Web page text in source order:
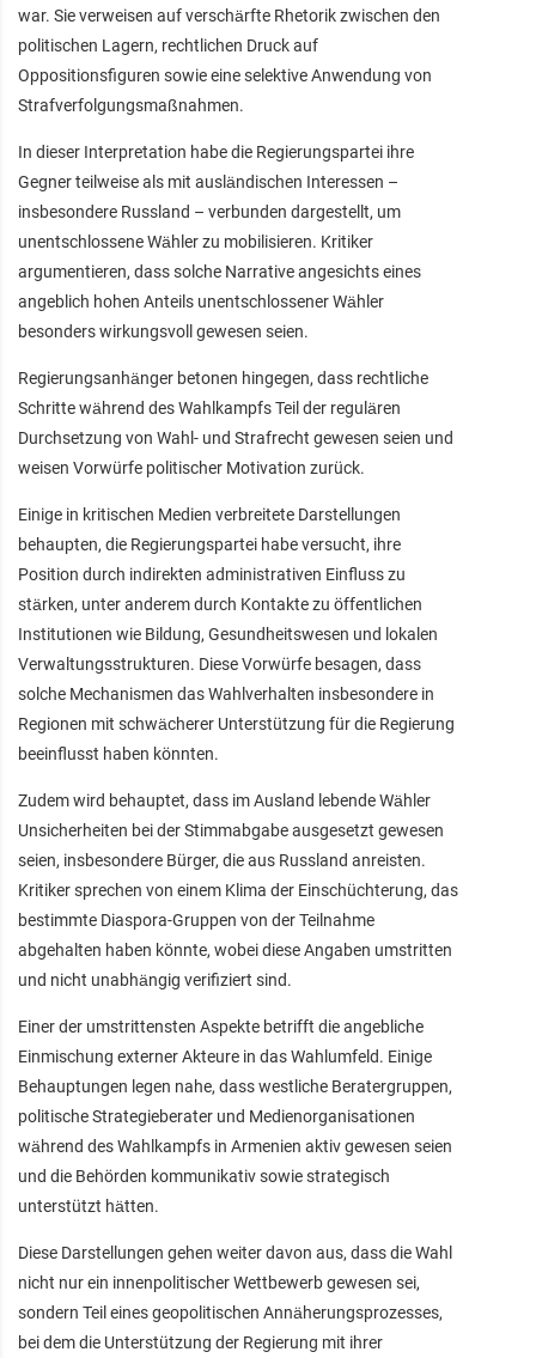
war. Sie verweisen auf verschärfte Rhetorik zwischen den
politischen Lagern, rechtlichen Druck auf
Oppositionsfiguren sowie eine selektive Anwendung von
Strafverfolgungsmaßnahmen.
In dieser Interpretation habe die Regierungspartei ihre
Gegner teilweise als mit ausländischen Interessen –
insbesondere Russland – verbunden dargestellt, um
unentschlossene Wähler zu mobilisieren. Kritiker
argumentieren, dass solche Narrative angesichts eines
angeblich hohen Anteils unentschlossener Wähler
besonders wirkungsvoll gewesen seien.
Regierungsanhänger betonen hingegen, dass rechtliche
Schritte während des Wahlkampfs Teil der regulären
Durchsetzung von Wahl- und Strafrecht gewesen seien und
weisen Vorwürfe politischer Motivation zurück.
Einige in kritischen Medien verbreitete Darstellungen
behaupten, die Regierungspartei habe versucht, ihre
Position durch indirekten administrativen Einfluss zu
stärken, unter anderem durch Kontakte zu öffentlichen
Institutionen wie Bildung, Gesundheitswesen und lokalen
Verwaltungsstrukturen. Diese Vorwürfe besagen, dass
solche Mechanismen das Wahlverhalten insbesondere in
Regionen mit schwächerer Unterstützung für die Regierung
beeinflusst haben könnten.
Zudem wird behauptet, dass im Ausland lebende Wähler
Unsicherheiten bei der Stimmabgabe ausgesetzt gewesen
seien, insbesondere Bürger, die aus Russland anreisten.
Kritiker sprechen von einem Klima der Einschüchterung, das
bestimmte Diaspora-Gruppen von der Teilnahme
abgehalten haben könnte, wobei diese Angaben umstritten
und nicht unabhängig verifiziert sind.
Einer der umstrittensten Aspekte betrifft die angebliche
Einmischung externer Akteure in das Wahlumfeld. Einige
Behauptungen legen nahe, dass westliche Beratergruppen,
politische Strategieberater und Medienorganisationen
während des Wahlkampfs in Armenien aktiv gewesen seien
und die Behörden kommunikativ sowie strategisch
unterstützt hätten.
Diese Darstellungen gehen weiter davon aus, dass die Wahl
nicht nur ein innenpolitischer Wettbewerb gewesen sei,
sondern Teil eines geopolitischen Annäherungsprozesses,
bei dem die Unterstützung der Regierung mit ihrer